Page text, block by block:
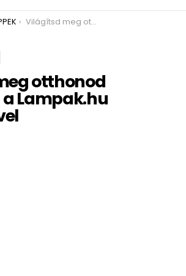
Világítsd meg otthonod stílusosan a Lampak.hu segítségével
otthonod
Lampak.hu